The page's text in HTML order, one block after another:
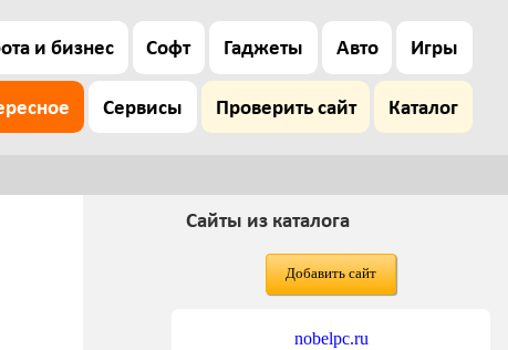
и бизнес Софт Гаджеты Авто Игры
Сервисы Проверить сайт Каталог
Сайты из каталога
Добавить сайт
nobelpc.ru